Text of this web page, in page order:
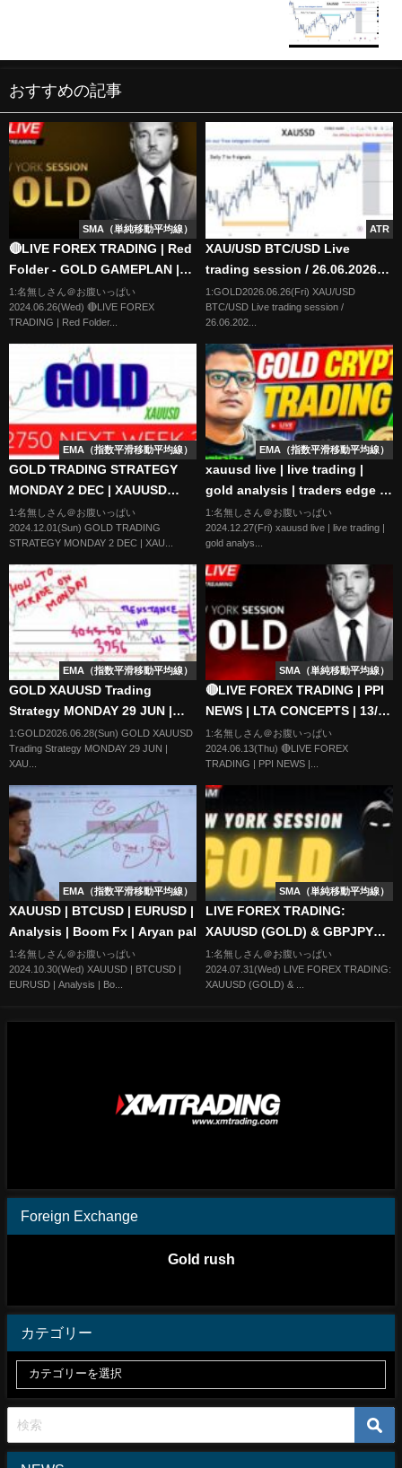
おすすめの記事
SMA（単純移動平均線）
🔴LIVE FOREX TRADING | Red
Folder - GOLD GAMEPLAN |
LTA CONCEPTS | 26/06 | XAU
USD, NASDAQ, EUR USD
1:名無しさん＠お腹いっぱい
2024.06.26(Wed) 🔴LIVE FOREX
TRADING | Red Folder...
ATR
XAU/USD BTC/USD Live
trading session / 26.06.2026
#xauusd #btcusd #gold #forex
#nfp #cpi #stocks
1:GOLD2026.06.26(Fri) XAU/USD
BTC/USD Live trading session /
26.06.202...
EMA（指数平滑移動平均線）
GOLD TRADING STRATEGY
MONDAY 2 DEC | XAUUSD
ANALYSIS MONDAY 2 DEC |
XAUUSD FORECAST MONDAY
1:名無しさん＠お腹いっぱい
2024.12.01(Sun) GOLD TRADING
STRATEGY MONDAY 2 DEC | XAU...
EMA（指数平滑移動平均線）
xauusd live | live trading |
gold analysis | traders edge |
Gold Live #xauusdlive #forex
27/12/24
1:名無しさん＠お腹いっぱい
2024.12.27(Fri) xauusd live | live trading |
gold analys...
EMA（指数平滑移動平均線）
GOLD XAUUSD Trading
Strategy MONDAY 29 JUN |
XAUUSD Analysis MONDAY 29
JUN | GOLD Forecast
1:GOLD2026.06.28(Sun) GOLD XAUUSD
Trading Strategy MONDAY 29 JUN |
XAU...
SMA（単純移動平均線）
🔴LIVE FOREX TRADING | PPI
NEWS | LTA CONCEPTS | 13/06
| XAU USD, NASDAQ, EUR USD
1:名無しさん＠お腹いっぱい
2024.06.13(Thu) 🔴LIVE FOREX
TRADING | PPI NEWS |...
EMA（指数平滑移動平均線）
XAUUSD | BTCUSD | EURUSD |
Analysis | Boom Fx | Aryan pal
1:名無しさん＠お腹いっぱい
2024.10.30(Wed) XAUUSD | BTCUSD |
EURUSD | Analysis | Bo...
SMA（単純移動平均線）
LIVE FOREX TRADING:
XAUUSD (GOLD) & GBPJPY
TRADING - NEW YORK
Scalping Session (31/07/24)
1:名無しさん＠お腹いっぱい
2024.07.31(Wed) LIVE FOREX TRADING:
XAUUSD (GOLD) & ...
Foreign Exchange
Gold rush
カテゴリー